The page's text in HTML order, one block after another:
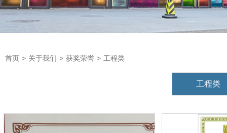
首页 > 关于我们 > 获奖荣誉 > 工程类
工程类